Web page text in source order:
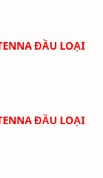
ĐẦU LOẠI
ĐẦU LOẠI